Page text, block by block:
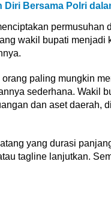
Bersama Polri
permusuhan
wakil bupati menjadi
paling mungkin
sederhana. Wakil
dan aset daerah,
yang durasi
tagline lanjutkan.